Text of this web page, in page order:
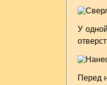
У
Перед